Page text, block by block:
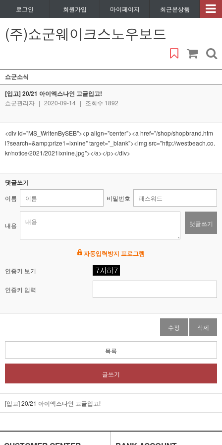
로그인 회원가입 마이페이지 최근본상품
(주)쇼군웨이크스노우보드
쇼군소식
[입고] 20/21 아이엑스나인 고글입고!
쇼군관리자 | 2020-09-14 | 조회수 1892
<div id="MS_WritenBySEB"><p align="center"><a href="/shop/shopbrand.htm
l?search=&amp;prize1=ixnine" target="_blank"><img src="http://westbeach.co.
kr/notice/2021/2021ixnine.jpg"></a></p></div>
댓글쓰기
이름 비밀번호
내용 댓글쓰기
자동입력방지 프로그램
인증키 보기
인증키 입력
수정 삭제
목록
글쓰기
[입고] 20/21 아이엑스나인 고글입고!